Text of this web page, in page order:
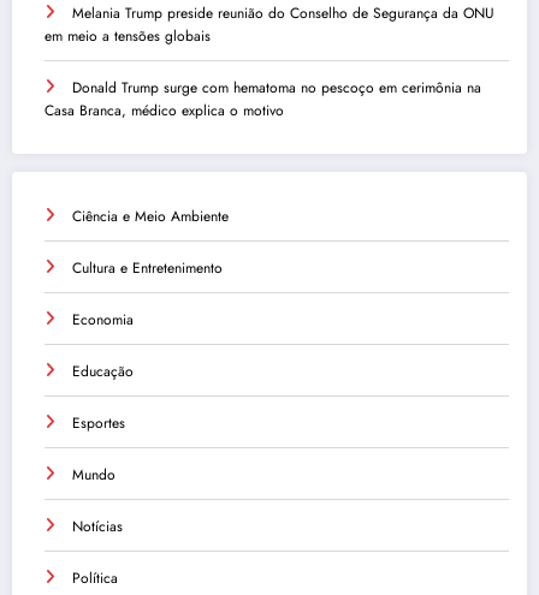
Melania Trump preside reunião do Conselho de Segurança da ONU
em meio a tensões globais
Donald Trump surge com hematoma no pescoço em cerimônia na
Casa Branca, médico explica o motivo
Ciência e Meio Ambiente
Cultura e Entretenimento
Economia
Educação
Esportes
Mundo
Notícias
Política